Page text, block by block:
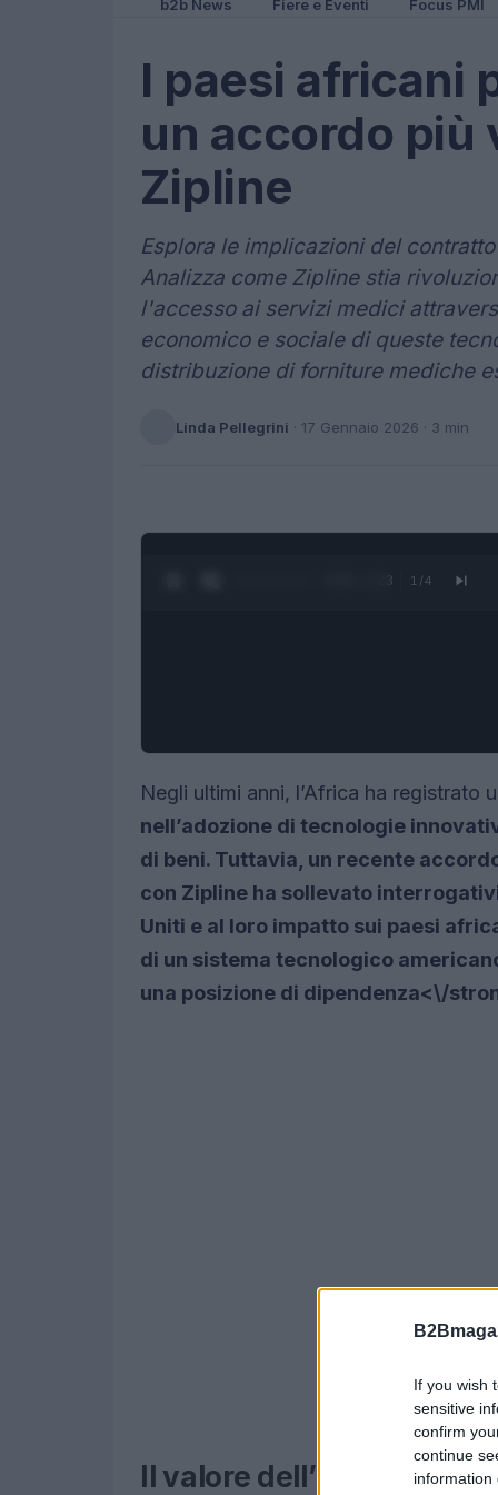
If you wish
sensitive
confirm
continue
information
b2b News Fiere e Eventi Focus PMI
I paesi africani
un accordo più
Zipline
Esplora le implicazioni del
Analizza come Zipline stia
l'accesso ai servizi medici
economico e sociale di queste
distribuzione di forniture mediche
Linda Pellegrini · 17 Gennaio 2026 · 3 min
0:27 / 1:23 1 /4
Negli ultimi anni, l’Africa ha registrato
nell’adozione di tecnologie
di beni. Tuttavia, un recente
con Zipline ha sollevato
Uniti e al loro impatto sui paesi
di un sistema tecnologico
una posizione di dipendenza<\/
Il valore